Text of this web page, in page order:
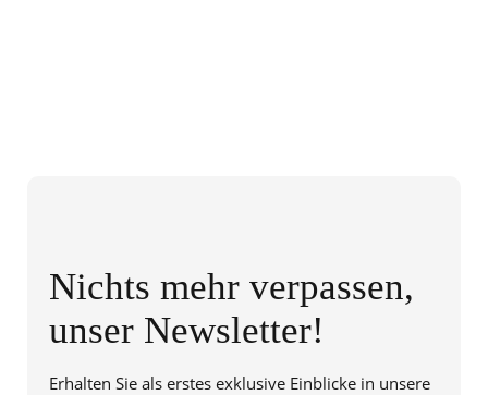
Nichts mehr verpassen,
unser Newsletter!
Erhalten Sie als erstes exklusive Einblicke in unsere